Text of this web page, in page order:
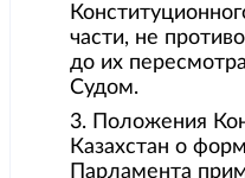
части, не
до их
Судом.
3. Положения
Казахстан о
Парламента